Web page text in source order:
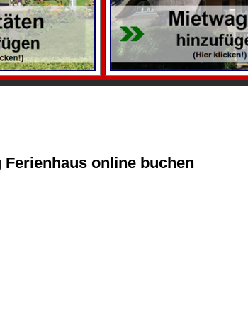
online buchen